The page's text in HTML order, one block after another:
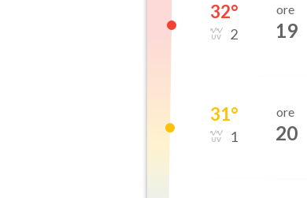
32°
2
ore
19
31°
1
ore
20